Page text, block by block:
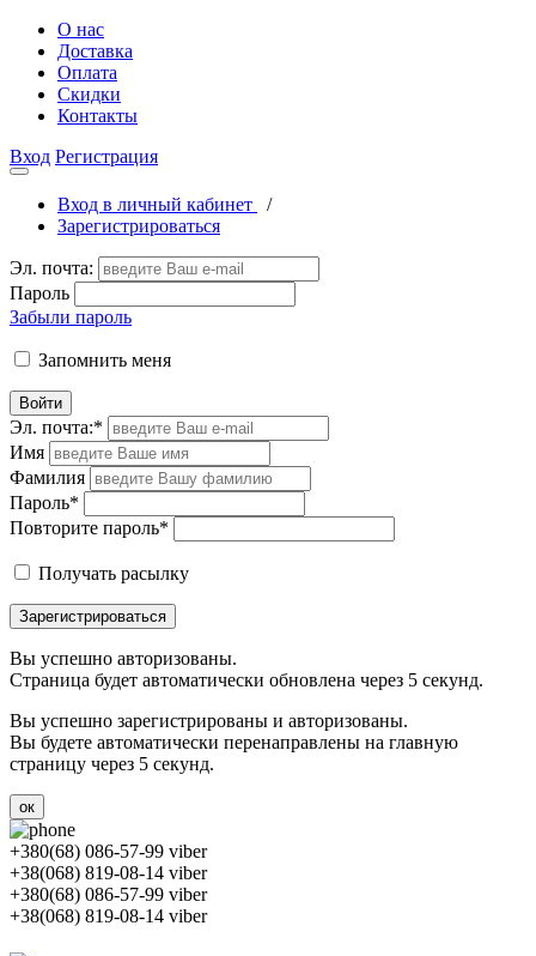
О нас
Доставка
Оплата
Скидки
Контакты
Вход Регистрация
Вход в личный кабинет
/
Зарегистрироваться
Эл. почта:
Пароль
Забыли пароль
Запомнить меня
Войти
Эл. почта:*
Имя
Фамилия
Пароль*
Повторите пароль*
Получать расылку
Зарегистрироваться
Вы успешно авторизованы.
Страница будет автоматически обновлена через 5 секунд.
Вы успешно зарегистрированы и авторизованы.
Вы будете автоматически перенаправлены на главную
страницу через 5 секунд.
ок
+380(68) 086-57-99 viber
+38(068) 819-08-14 viber
+380(68) 086-57-99 viber
+38(068) 819-08-14 viber